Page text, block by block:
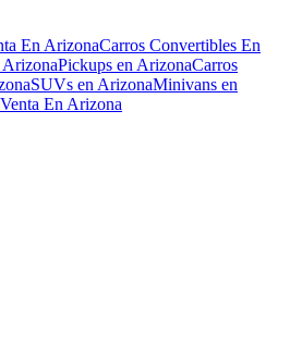
En ArizonaCarros Convertibles En
ArizonaPickups en ArizonaCarros
SUVs en ArizonaMinivans en
En Arizona